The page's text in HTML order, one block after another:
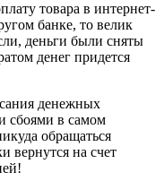
товара в интернет-
банке, то велик
деньги были сняты
денег придется
денежных
сбоями в самом
обращаться
вернутся на счет